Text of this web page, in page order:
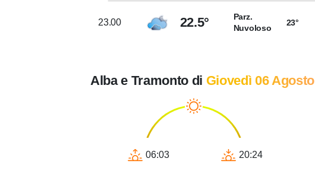
23.00 22.5°
Parz.
Nuvoloso
23°
Alba e Tramonto di Giovedì 06 Agosto
06:03 20:24